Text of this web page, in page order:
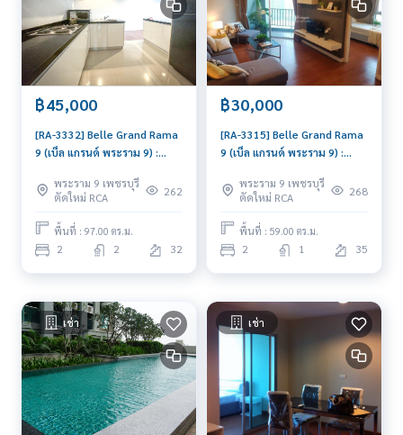
฿45,000
[RA-3332] Belle Grand Rama
9 (เบ็ล แกรนด์ พระราม 9) :
ใกล้พระราม 9 ทำเลดีมาก ห้อง
พร้อมอยู่
พระราม 9 เพชรบุรี
ตัดใหม่ RCA
262
พื้นที่ : 97.00 ตร.ม.
2 2 32
฿30,000
[RA-3315] Belle Grand Rama
9 (เบ็ล แกรนด์ พระราม 9) :
ใกล้พระราม 9 ทำเลดีมาก ห้อง
พร้อมอยู่
พระราม 9 เพชรบุรี
ตัดใหม่ RCA
268
พื้นที่ : 59.00 ตร.ม.
2 1 35
เช่า เช่า